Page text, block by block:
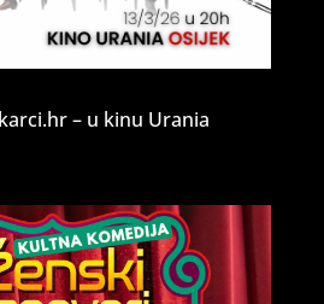
– u kinu Urania